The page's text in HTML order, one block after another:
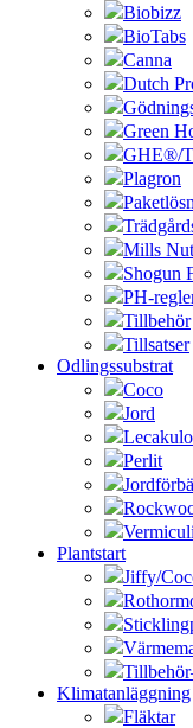
Biobizz
BioTabs
Canna
Dutch
Green
GHE®/
Plagron
Mills
Shogun
PH-
Tillbehör
Tillsatser
Odlingssubstrat
Coco
Jord
Perlit
Plantstart
Jiffy/
Klimatanläggning
Fläktar